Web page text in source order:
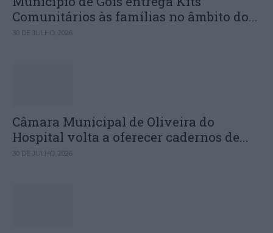
Comunitários às famílias no âmbito do...
30 DE JULHO, 2026
Câmara Municipal de Oliveira do
Hospital volta a oferecer cadernos de...
30 DE JULHO, 2026